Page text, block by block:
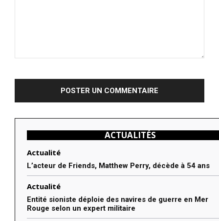
ACTUALITÉS
Actualité
L’acteur de Friends, Matthew Perry, décède à 54 ans
Actualité
Entité sioniste déploie des navires de guerre en Mer
Rouge selon un expert militaire